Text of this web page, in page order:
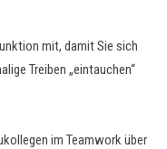
mit, damit Sie sich
Treiben „eintauchen“
im Teamwork über